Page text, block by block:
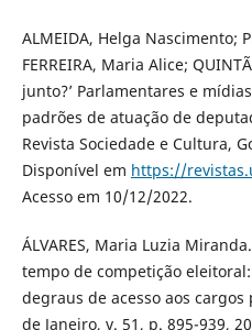
ALMEIDA, Helga Nascimento;
FERREIRA, Maria Alice;
junto?’ Parlamentares e
padrões de atuação de
Revista Sociedade e Cultura,
Disponível em https://
Acesso em 10/12/2022.
ÁLVARES, Maria Luzia
tempo de competição
degraus de acesso aos
de Janeiro, v. 51, p. 895-939,